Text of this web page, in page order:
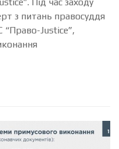
з питань правосуддя
“Право-Justice”,